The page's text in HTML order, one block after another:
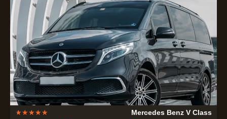
u
o
5
Mercedes Benz V Class
★
★
★
★
★